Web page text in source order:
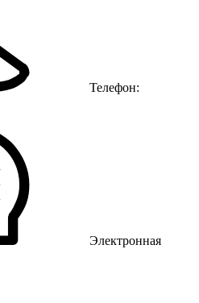
Телефон:
Электронная